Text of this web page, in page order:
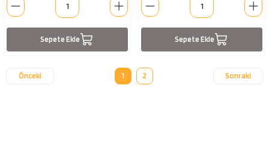
Sepete Ekle Sepete Ekle
1 2